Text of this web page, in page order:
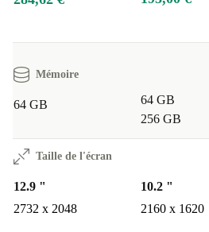
Mémoire
64 GB
64 GB
256 GB
Taille de l'écran
12.9 "
2732 x 2048
10.2 "
2160 x 1620